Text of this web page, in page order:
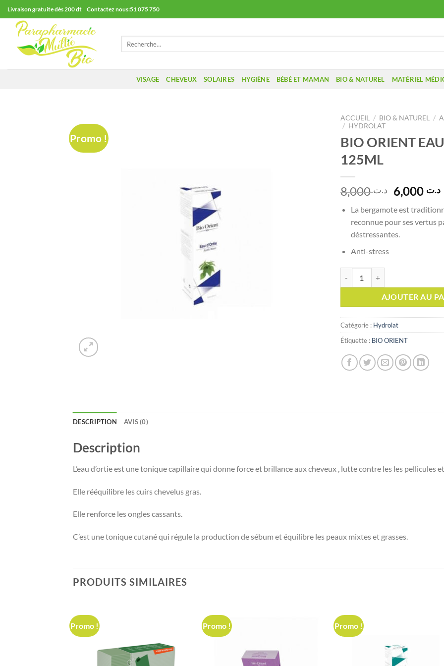
Passer
au
contenu
Livraison gratuite dès 200 dt Contactez nous:51 075 750
VISAGE CHEVEUX SOLAIRES HYGIÈNE BÉBÉ ET MAMAN BIO & NATUREL MATÉRIEL
Promo !
ACCUEIL / BIO & NATUREL /
/ HYDROLAT
BIO ORIENT
125ML
د.ت8,000
Le
prix
initial
était :
د.ت
La bergamote est
reconnue pour ses vertus
déstressantes.
Anti-stress
AJOUTER AU
Catégorie : Hydrolat
Étiquette : BIO ORIENT
DESCRIPTION AVIS (0)
Description
L’eau d’ortie est une tonique capillaire qui donne force et brillance aux cheveux , lutte contre les les pellicules
Elle rééquilibre les cuirs chevelus gras.
Elle renforce les ongles cassants.
C’est une tonique cutané qui régule la production de sébum et équilibre les peaux mixtes et grasses.
PRODUITS SIMILAIRES
Promo ! Promo ! Promo !